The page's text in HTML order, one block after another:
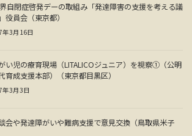
自閉症啓発デーの取組み「発達障害の支援を考える議
役員会（東京都）
年3月16日
い児の療育現場（LITALICOジュニア）を視察①（公明
育成支援本部）（東京都目黒区）
年3月3日
会や発達障がいや難病支援で意見交換（鳥取県米子